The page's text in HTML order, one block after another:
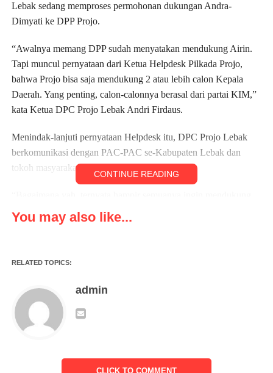
Lebak sedang memproses permohonan dukungan Andra-
Dimyati ke DPP Projo.
“Awalnya memang DPP sudah menyatakan mendukung Airin.
Tapi muncul pernyataan dari Ketua Helpdesk Pilkada Projo,
bahwa Projo bisa saja mendukung 2 atau lebih calon Kepala
Daerah. Yang penting, calon-calonnya berasal dari partai KIM,”
kata Ketua DPC Projo Lebak Andri Firdaus.
Menindak-lanjuti pernyataan Helpdesk itu, DPC Projo Lebak
berkomunikasi dengan PAC-PAC se-Kabupaten Lebak dan
tokoh masyarakat.
Andra Soni. Terlebih kemarin, saat aksi ke Jakarta meminta DPR
mensahkan Kabupaten Cilangkahan, kami diterima oleh bang
Hal senada diungkapkan Sekretaris Projo Kab Tangerang Chairil
Baharudin. Projo Kab Tangerang sedang mengkomunikasikan
dukungan untuk Andra-Dimyati ke DPP Projo.
Maesyal-Intan. Didukung Gerindra, PSI dan partai KIM. Ketika
CONTINUE READING
You may also like...
RELATED TOPICS:
admin
CLICK TO COMMENT